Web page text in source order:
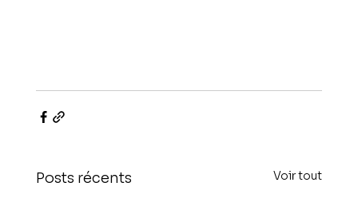
Posts récents Voir tout